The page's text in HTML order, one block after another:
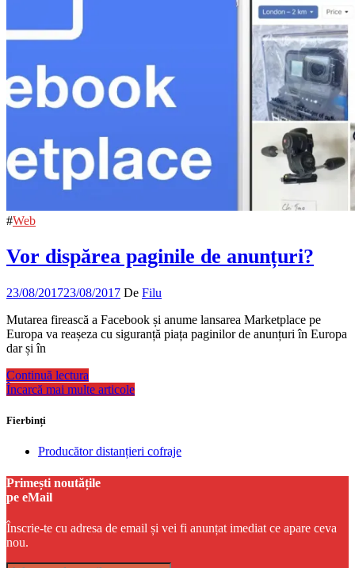
#Web
Vor dispărea paginile de anunțuri?
23/08/201723/08/2017 De Filu
Mutarea firească a Facebook și anume lansarea Marketplace pe
Europa va reașeza cu siguranță piața paginilor de anunțuri în Europa
dar și în
Continuă lectura
Încarcă mai multe articole
Fierbinți
Producător distanțieri cofraje
Primești noutățile
pe eMail
Înscrie-te cu adresa de email și vei fi anunțat imediat ce apare ceva
nou.